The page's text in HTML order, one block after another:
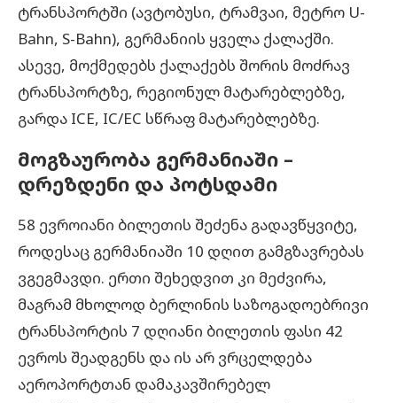
ტრანსპორტში (ავტობუსი, ტრამვაი, მეტრო U-
Bahn, S-Bahn), გერმანიის ყველა ქალაქში.
ასევე, მოქმედებს ქალაქებს შორის მოძრავ
ტრანსპორტზე, რეგიონულ მატარებლებზე,
გარდა ICE, IC/EC სწრაფ მატარებლებზე.
მოგზაურობა გერმანიაში –
დრეზდენი და პოტსდამი
58 ევროიანი ბილეთის შეძენა გადავწყვიტე,
როდესაც გერმანიაში 10 დღით გამგზავრებას
ვგეგმავდი. ერთი შეხედვით კი მეძვირა,
მაგრამ მხოლოდ ბერლინის საზოგადოებრივი
ტრანსპორტის 7 დღიანი ბილეთის ფასი 42
ევროს შეადგენს და ის არ ვრცელდება
აეროპორტთან დამაკავშირებელ